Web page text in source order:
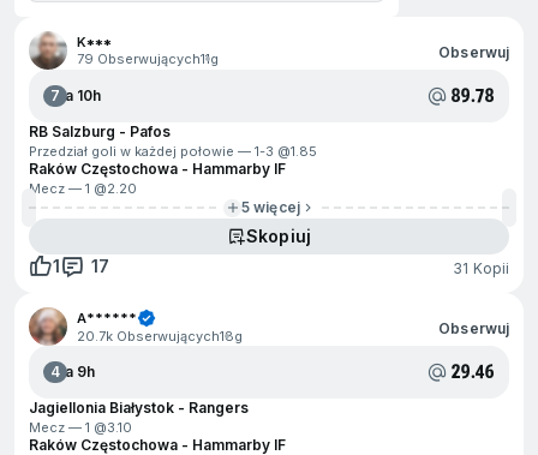
K***
79 Obserwujących11g Obserwuj
7Za 10h 89.78
RB Salzburg - Pafos
Przedział goli w każdej połowie — 1-3 @1.85
Raków Częstochowa - Hammarby IF
Mecz — 1 @2.20
5 więcej
Skopiuj
1
17 31 Kopii
A******
20.7k Obserwujących18g Obserwuj
4Za 9h 29.46
Jagiellonia Białystok - Rangers
Mecz — 1 @3.10
Raków Częstochowa - Hammarby IF